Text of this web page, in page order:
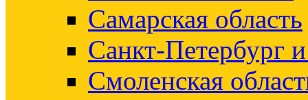
Самарская область
Санкт-Петербург
Смоленская